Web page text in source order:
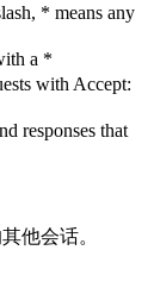
* means any
a *
with Accept:
responses that
他会话。